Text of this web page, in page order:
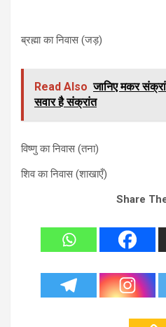
ब्रह्मा का निवास (जड़)
Read Also जानिए मकर
सवार है संक्रांत
विष्णु का निवास (तना)
शिव का निवास (शाखाएँ)
Share